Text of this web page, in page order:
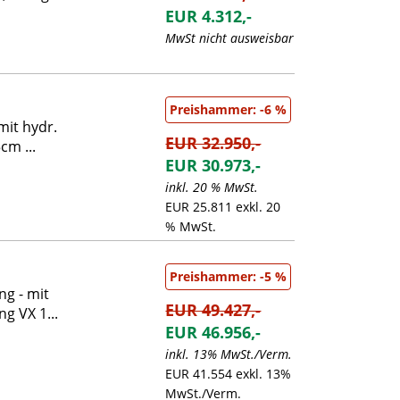
EUR 4.312,-
MwSt nicht ausweisbar
hydr.
...
Preishammer: -6 %
EUR 32.950,-
EUR 30.973,-
inkl. 20 % MwSt.
EUR 25.811 exkl. 20
% MwSt.
- mit
VX 1...
Preishammer: -5 %
EUR 49.427,-
EUR 46.956,-
inkl. 13% MwSt./Verm.
EUR 41.554 exkl. 13%
MwSt./Verm.